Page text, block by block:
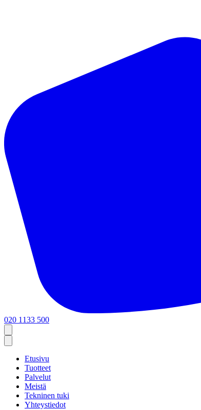
020 1133 500
Etusivu
Tuotteet
Palvelut
Meistä
Tekninen tuki
Yhteystiedot